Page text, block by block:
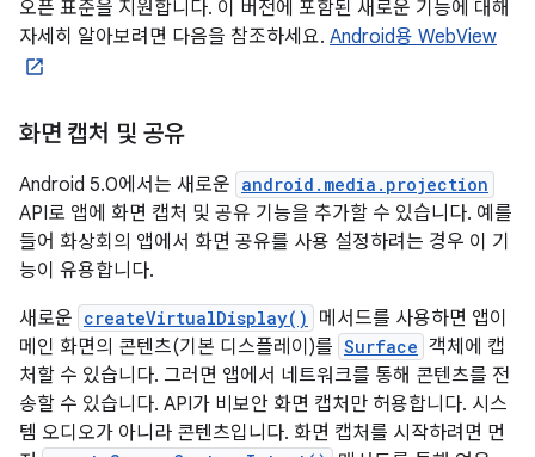
오픈 표준을 지원합니다. 이 버전에 포함된 새로운 기능에 대해
자세히 알아보려면 다음을 참조하세요. Android용 WebView
화면 캡처 및 공유
Android 5.0에서는 새로운 android.media.projection
API로 앱에 화면 캡처 및 공유 기능을 추가할 수 있습니다. 예를
들어 화상회의 앱에서 화면 공유를 사용 설정하려는 경우 이 기
능이 유용합니다.
새로운 createVirtualDisplay()
메서드를 사용하면 앱이
메인 화면의 콘텐츠(기본 디스플레이)를 Surface 객체에 캡
처할 수 있습니다. 그러면 앱에서 네트워크를 통해 콘텐츠를 전
송할 수 있습니다. API가 비보안 화면 캡처만 허용합니다. 시스
템 오디오가 아니라 콘텐츠입니다. 화면 캡처를 시작하려면 먼